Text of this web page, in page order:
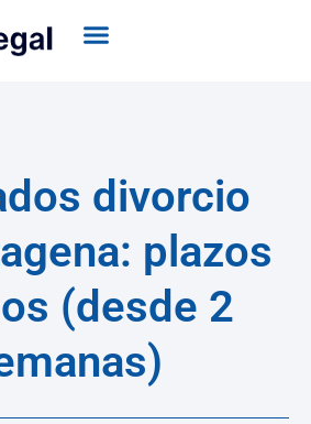
divorcio
plazos
(desde 2